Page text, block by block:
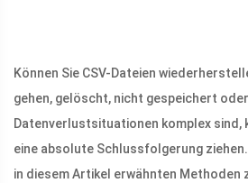
Können Sie CSV-Dateien
gehen, gelöscht, nicht gespeichert
Datenverlustsituationen komplex sind,
eine absolute Schlussfolgerung
in diesem Artikel erwähnten Methoden